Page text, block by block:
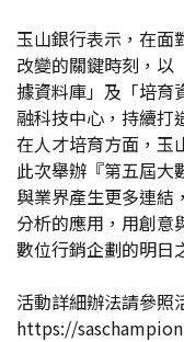
玉山銀行表示，在面
改變的關鍵時刻，以
據資料庫」及「培育
融科技中心，持續打
在人才培育方面，玉
此次舉辦『第五屆大
與業界產生更多連結
分析的應用，用創意
數位行銷企劃的明日
活動詳細辦法請參照
https://